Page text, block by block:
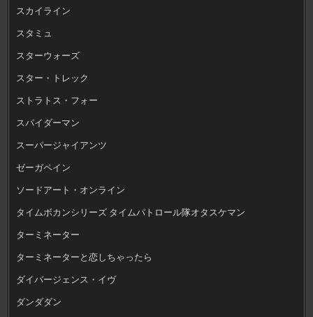
スカイライン
スタミュ
スターウォーズ
スター・トレック
ストラトス・フォー
スパイダーマン
スーパージャイアンツ
ゼーガペイン
ソードアート・オンライン
タイムボカンシリーズ タイムパトロール隊オタスケマン
ターミネーター
ターミネーターと恋しちゃったら
ダイバージェンス・イヴ
ダンダダン